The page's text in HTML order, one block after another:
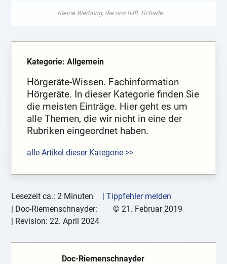
Kategorie: Allgemein
Hörgeräte-Wissen. Fachinformation
Hörgeräte. In dieser Kategorie finden Sie
die meisten Einträge. Hier geht es um
alle Themen, die wir nicht in eine der
Rubriken eingeordnet haben.
alle Artikel dieser Kategorie >>
Lesezeit ca.: 2 Minuten
| Tippfehler melden
| Doc-Riemenschnayder: © 21. Februar 2019
| Revision:22. April 2024
Doc-Riemenschnayder